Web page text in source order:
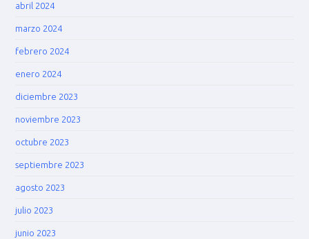
abril 2024
marzo 2024
febrero 2024
enero 2024
diciembre 2023
noviembre 2023
octubre 2023
septiembre 2023
agosto 2023
julio 2023
junio 2023